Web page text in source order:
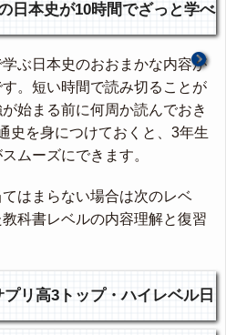
日本史が10時間でざっと学べ
ぶ日本史のおおまかな内容が
。短い時間で読み切ることが
始まる前に何周か読んでおき
史を身につけておくと、3年生
ムーズにできます。
はまらない場合は次のレベ
科書レベルの内容理解と復習
リ高3トップ・ハイレベル日